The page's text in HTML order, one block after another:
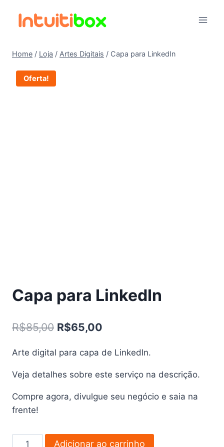
Home / Loja / Artes Digitais / Capa para LinkedIn
Oferta!
Capa para LinkedIn
R$85,00 O
original
era:
R$85,00.
R$65,00
atual
é:
R$65,00.
Arte digital para capa de LinkedIn.
Veja detalhes sobre este serviço na descrição.
Compre agora, divulgue seu negócio e saia na
frente!
Capa
Adicionar ao carrinho